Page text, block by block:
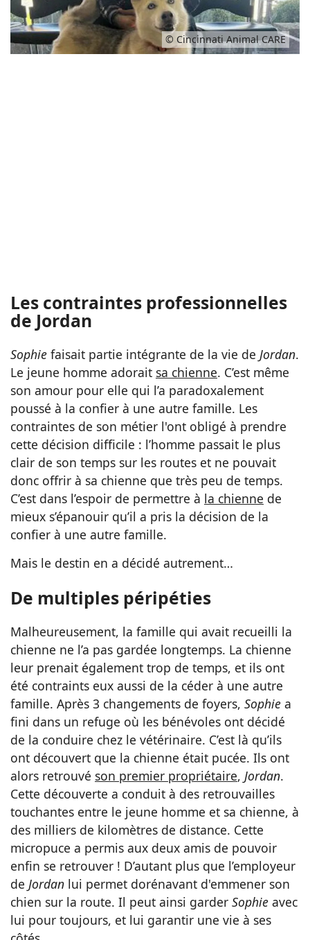
© Cincinnati Animal CARE
Les contraintes professionnelles
de Jordan
Sophie faisait partie intégrante de la vie de Jordan.
Le jeune homme adorait sa chienne. C’est même
son amour pour elle qui l’a paradoxalement
poussé à la confier à une autre famille. Les
contraintes de son métier l'ont obligé à prendre
cette décision difficile : l’homme passait le plus
clair de son temps sur les routes et ne pouvait
donc offrir à sa chienne que très peu de temps.
C’est dans l’espoir de permettre à la chienne de
mieux s’épanouir qu’il a pris la décision de la
confier à une autre famille.
Mais le destin en a décidé autrement…
De multiples péripéties
Malheureusement, la famille qui avait recueilli la
chienne ne l’a pas gardée longtemps. La chienne
leur prenait également trop de temps, et ils ont
été contraints eux aussi de la céder à une autre
famille. Après 3 changements de foyers, Sophie a
fini dans un refuge où les bénévoles ont décidé
de la conduire chez le vétérinaire. C’est là qu’ils
ont découvert que la chienne était pucée. Ils ont
alors retrouvé son premier propriétaire, Jordan.
Cette découverte a conduit à des retrouvailles
touchantes entre le jeune homme et sa chienne, à
des milliers de kilomètres de distance. Cette
micropuce a permis aux deux amis de pouvoir
enfin se retrouver ! D’autant plus que l’employeur
de Jordan lui permet dorénavant d'emmener son
chien sur la route. Il peut ainsi garder Sophie avec
lui pour toujours, et lui garantir une vie à ses